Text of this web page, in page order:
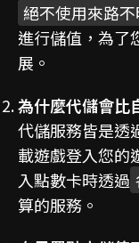
絕不使用來路
進行儲值，為了
展。
為什麼代儲會比
代儲服務皆是透
載遊戲登入您的
入點數卡時透過
算的服務。